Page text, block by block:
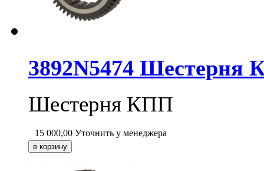
3892N5474
Шестерня КПП
15 000,00 Уточнить у менеджера